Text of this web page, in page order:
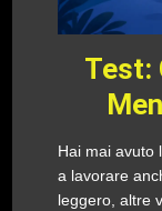
Test:
Hai mai avuto
a lavorare
leggero, altre